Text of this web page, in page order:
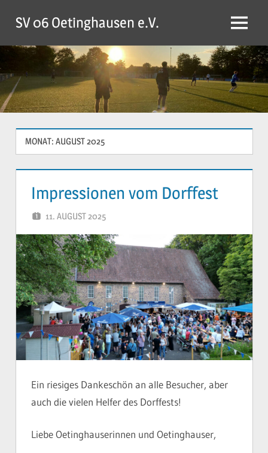
Inhalt
springen
SV 06 Oetinghausen e.V. Menü
MONAT: AUGUST 2025
Impressionen vom Dorffest
11. AUGUST 2025
Ein riesiges Dankeschön an alle Besucher, aber
auch die vielen Helfer des Dorffests!
Liebe Oetinghauserinnen und Oetinghauser,